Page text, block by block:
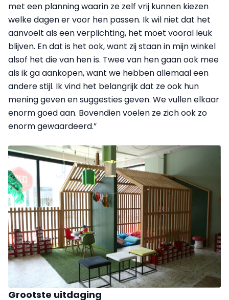
met een planning waarin ze zelf vrij kunnen kiezen
welke dagen er voor hen passen. Ik wil niet dat het
aanvoelt als een verplichting, het moet vooral leuk
blijven. En dat is het ook, want zij staan in mijn winkel
alsof het die van hen is. Twee van hen gaan ook mee
als ik ga aankopen, want we hebben allemaal een
andere stijl. Ik vind het belangrijk dat ze ook hun
mening geven en suggesties geven. We vullen elkaar
enorm goed aan. Bovendien voelen ze zich ook zo
enorm gewaardeerd.”
Grootste uitdaging